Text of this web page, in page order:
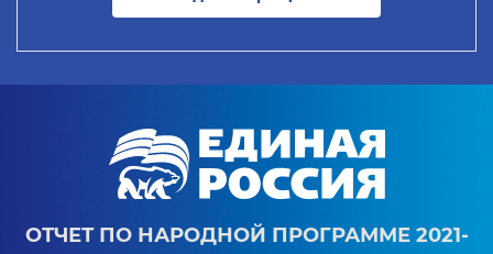
ОТЧЕТ ПО НАРОДНОЙ ПРОГРАММЕ 2021-